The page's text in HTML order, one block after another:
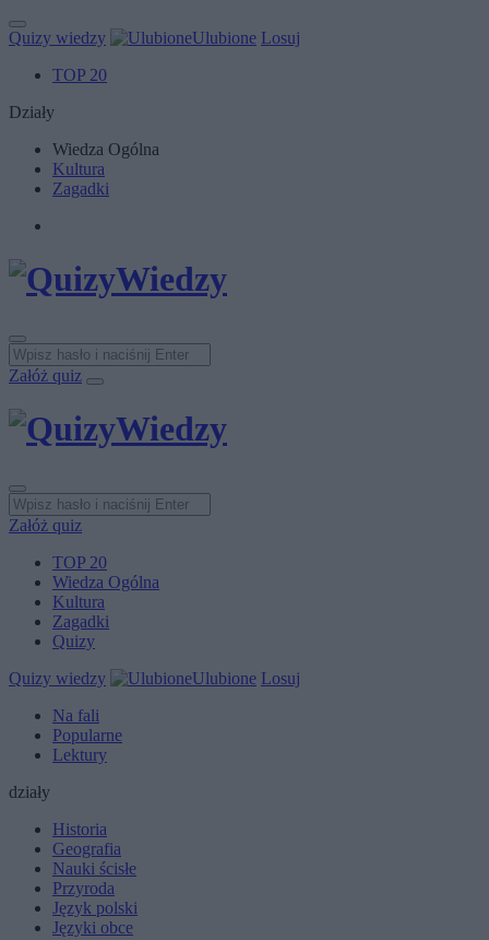
Quizy wiedzy Ulubione Losuj
TOP 20
Działy
Wiedza Ogólna
Kultura
Zagadki
Załóż quiz
Załóż quiz
TOP 20
Wiedza Ogólna
Kultura
Zagadki
Quizy
Quizy wiedzy
Ulubione Losuj
Na fali
Popularne
Lektury
działy
Historia
Geografia
Nauki ścisłe
Przyroda
Język polski
Języki obce